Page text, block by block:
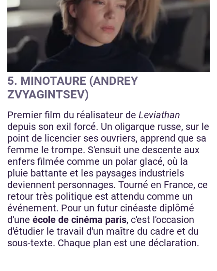
5. MINOTAURE (ANDREY
ZVYAGINTSEV)
Premier film du réalisateur de Leviathan
depuis son exil forcé. Un oligarque russe, sur le
point de licencier ses ouvriers, apprend que sa
femme le trompe. S'ensuit une descente aux
enfers filmée comme un polar glacé, où la
pluie battante et les paysages industriels
deviennent personnages. Tourné en France, ce
retour très politique est attendu comme un
événement. Pour un futur cinéaste diplômé
d'une école de cinéma paris, c'est l'occasion
d'étudier le travail d'un maître du cadre et du
sous-texte. Chaque plan est une déclaration.